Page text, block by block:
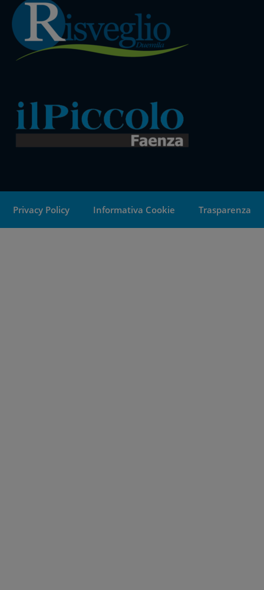
Privacy Policy Informativa Cookie Trasparenza